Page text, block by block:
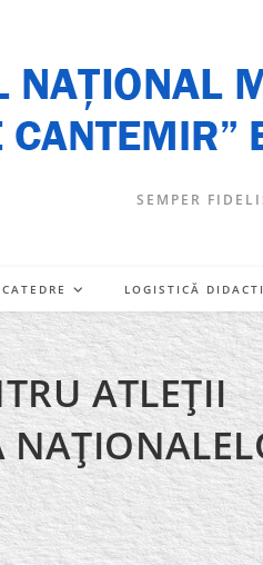
SEMPER
CATEDRE LOGISTICĂ
ATLEŢII